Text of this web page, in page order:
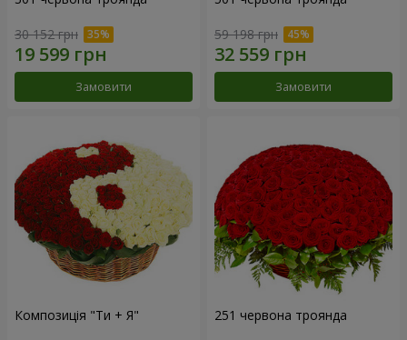
30 152 грн
Замовити
59 198 грн
Замовити
Композиція "Ти + Я" 251 червона троянда